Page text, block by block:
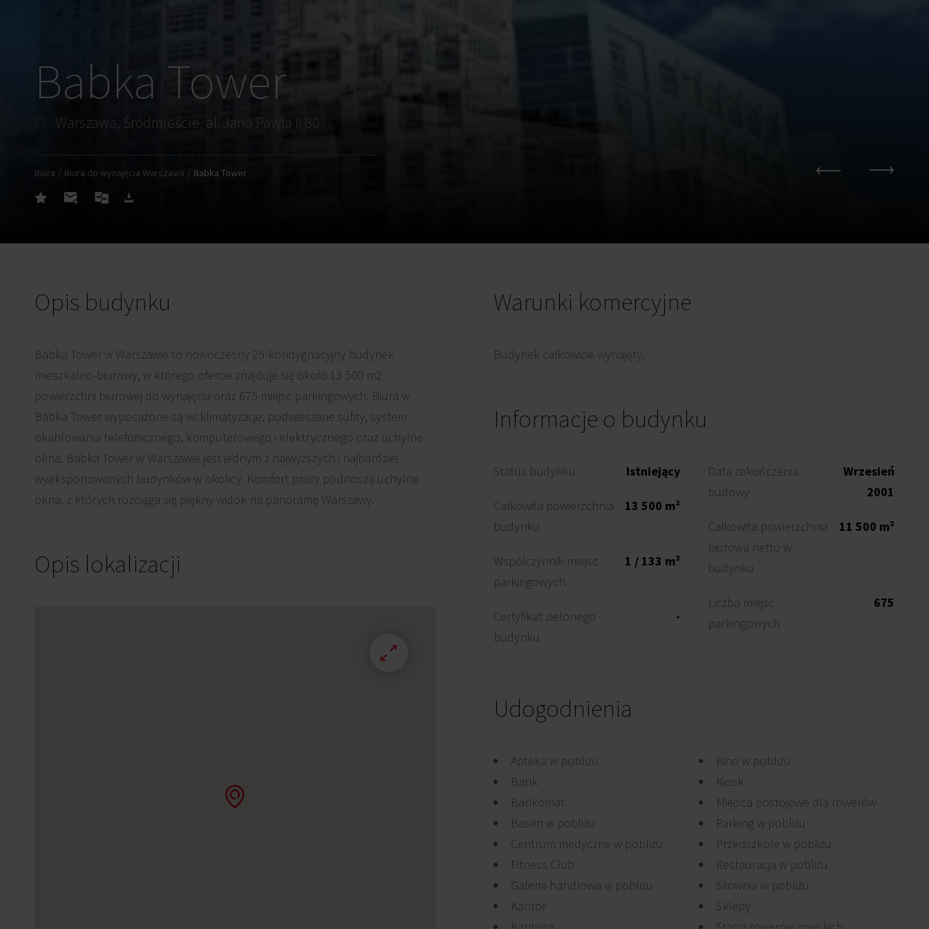
Babka Tower
Warszawa, Śródmieście, al. Jana Pawła II 80
Biura Biura do wynajęcia Warszawa Babka Tower
Opis budynku
Babka Tower w Warszawie to nowoczesny 25-kondygnacyjny budynek
mieszkalno-biurowy, w którego ofercie znajduje się około 13 500 m2
powierzchni biurowej do wynajęcia oraz 675 miejsc parkingowych. Biura w
Babka Tower wyposażone są w: klimatyzację, podwieszane sufity, system
okablowania telefonicznego, komputerowego i elektrycznego oraz uchylne
okna. Babka Tower w Warszawie jest jednym z najwyższych i najbardziej
wyeksponowanych budynków w okolicy. Komfort pracy podnoszą uchylne
okna, z których rozciąga się piękny widok na panoramę Warszawy.
Opis lokalizacji
Warunki komercyjne
Budynek całkowicie wynajęty.
Informacje o budynku
Status budynku Istniejący
Całkowita powierzchnia
budynku
13 500 m²
Współczynnik miejsc
parkingowych
1 / 133 m²
Certyfikat zielonego
budynku
-
Data zakończenia
budowy
Wrzesień
2001
Całkowita powierzchnia
biurowa netto w
budynku
11 500 m²
Liczba miejsc
parkingowych
675
Udogodnienia
Apteka w pobliżu
Bank
Bankomat
Basen w pobliżu
Centrum medyczne w pobliżu
Fitness Club
Galeria handlowa w pobliżu
Kantor
Kino w pobliżu
Kiosk
Miejsca postojowe dla rowerów
Parking w pobliżu
Przedszkole w pobliżu
Restauracja w pobliżu
Siłownia w pobliżu
Sklepy